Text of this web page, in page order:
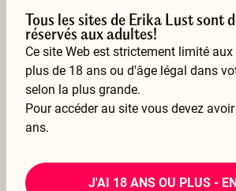
Wow, awesome. They are having a ton of
– Grinch
Voir la traduction
Tous les sites de Erika Lust sont
réservés aux adultes!
Ce site Web est strictement limité
plus de 18 ans ou d'âge légal dans
selon la plus grande.
Pour accéder au site vous devez
ans.
J'AI 18 ANS OU PLUS -